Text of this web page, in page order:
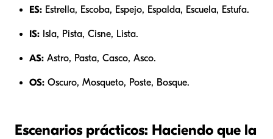
ES: Estrella, Escoba, Espejo, Espalda, Escuela, Estufa.
IS: Isla, Pista, Cisne, Lista.
AS: Astro, Pasta, Casco, Asco.
OS: Oscuro, Mosqueto, Poste, Bosque.
Escenarios prácticos: Haciendo que la